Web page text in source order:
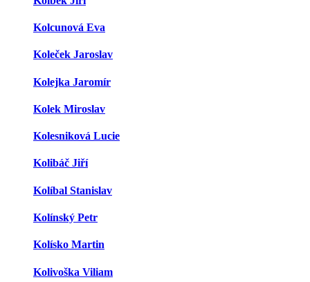
Kolcunová Eva
Koleček Jaroslav
Kolejka Jaromír
Kolek Miroslav
Kolesniková Lucie
Kolibáč Jiří
Kolíbal Stanislav
Kolínský Petr
Kolísko Martin
Kolivoška Viliam